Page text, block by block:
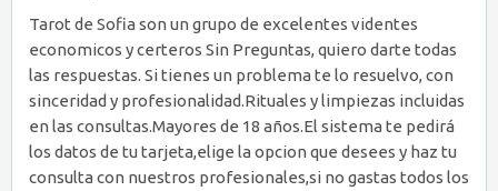
Tarot de Sofia son un grupo de excelentes videntes
economicos y certeros Sin Preguntas, quiero darte todas
las respuestas. Si tienes un problema te lo resuelvo, con
sinceridad y profesionalidad.Rituales y limpiezas incluidas
en las consultas.Mayores de 18 años.El sistema te pedirá
los datos de tu tarjeta,elige la opcion que desees y haz tu
consulta con nuestros profesionales,si no gastas todos los